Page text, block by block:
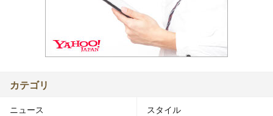
カテゴリ
ニュース スタイル